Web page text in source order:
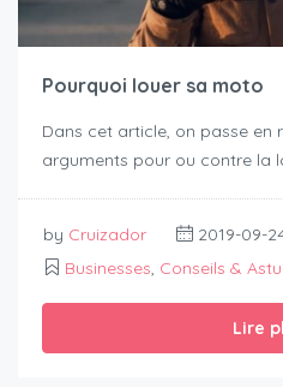
Pourquoi louer sa moto
Dans cet article, on passe en
arguments pour ou contre la
by Cruizador
2019-09-
Businesses, Conseils &
Lire